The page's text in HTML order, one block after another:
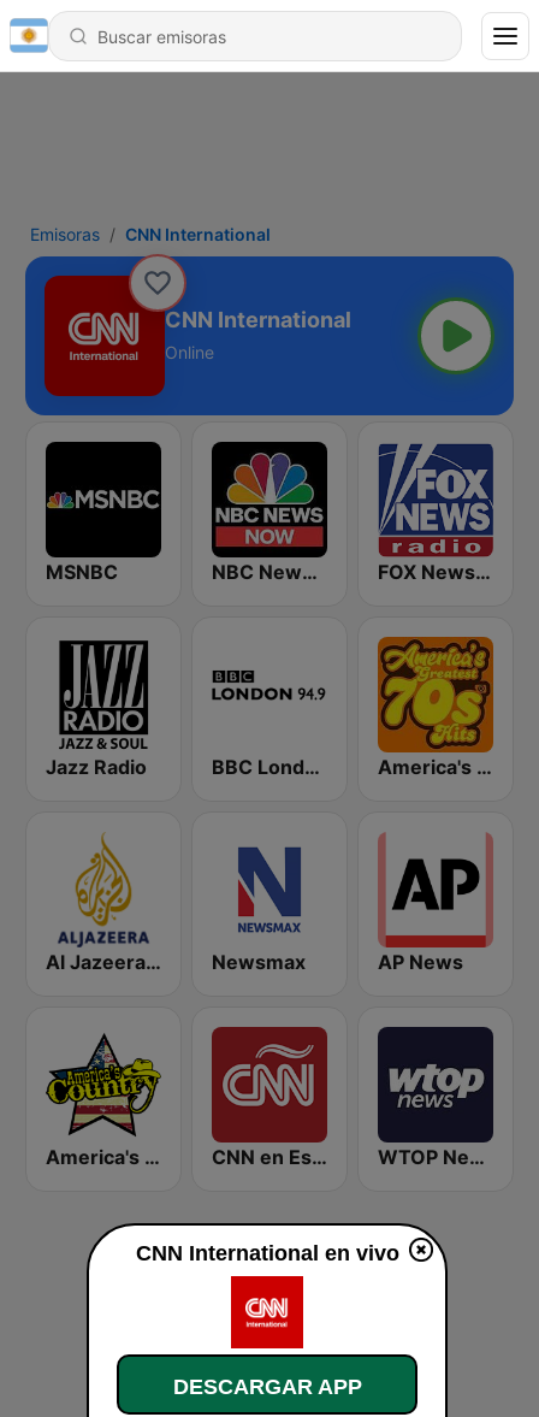
Emisoras CNN International
CNN International
Online
MSNBC NBC News Now FOX News Radio
Jazz Radio BBC London America's Greatest 70s Hits
Al Jazeera English (قناة الجزيرة) Newsmax AP News
America's Country CNN en Español WTOP News
CNN International en vivo
DESCARGAR APP